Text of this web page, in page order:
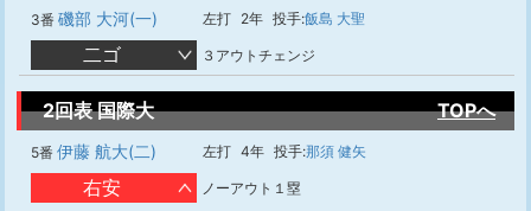
3番 磯部 大河(一) 左打 2年 投手:飯島 大聖
二ゴ ３アウトチェンジ
2回表 国際大 TOPへ
5番 伊藤 航大(二) 左打 4年 投手:那須 健矢
右安 ノーアウト１塁